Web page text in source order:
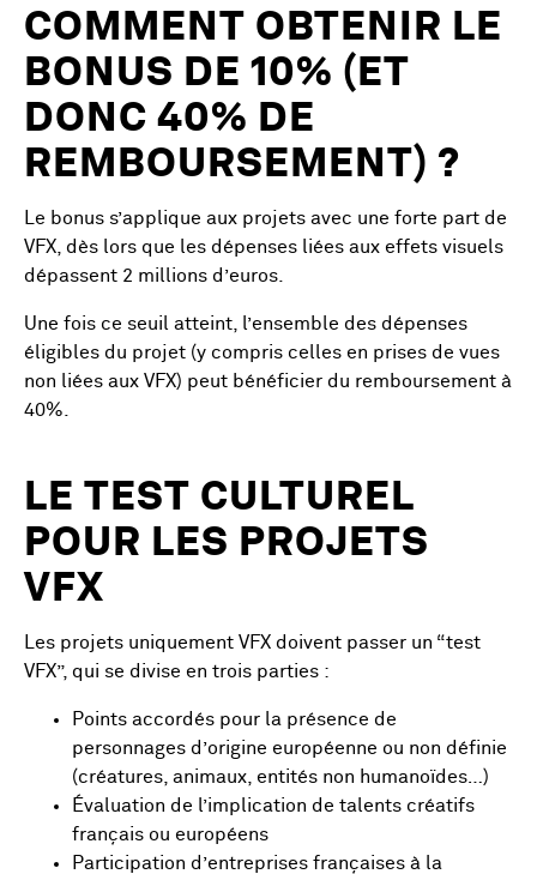
COMMENT OBTENIR LE
BONUS DE 10% (ET
DONC 40% DE
REMBOURSEMENT) ?
Le bonus s’applique aux projets avec une forte part de
VFX, dès lors que les dépenses liées aux effets visuels
dépassent 2 millions d’euros.
Une fois ce seuil atteint, l’ensemble des dépenses
éligibles du projet (y compris celles en prises de vues
non liées aux VFX) peut bénéficier du remboursement à
40%.
LE TEST CULTUREL
POUR LES PROJETS
VFX
Les projets uniquement VFX doivent passer un “test
VFX”, qui se divise en trois parties :
Points accordés pour la présence de
personnages d’origine européenne ou non définie
(créatures, animaux, entités non humanoïdes…)
Évaluation de l’implication de talents créatifs
français ou européens
Participation d’entreprises françaises à la